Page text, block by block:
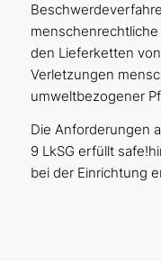
den Lieferketten
Verletzungen
umweltbezogener
Die Anforderungen
9 LkSG erfüllt
bei der Einrichtung